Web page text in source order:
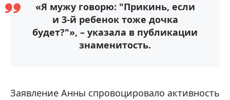
«Я мужу говорю: "Прикинь, если
и 3-й ребенок тоже дочка
будет?"», – указала в публикации
знаменитость.
Заявление Анны спровоцировало активность